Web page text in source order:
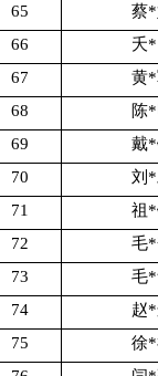
65
蔡
66
夭
67
黄
68
陈
69
戴
70
刘
71
祖
72
毛
73
毛
74
赵
75
徐